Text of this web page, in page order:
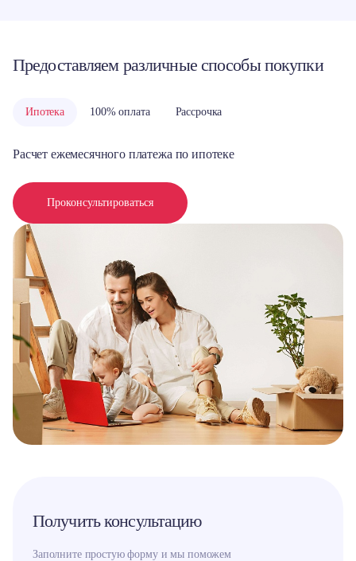
Предоставляем различные способы покупки
Ипотека 100% оплата Рассрочка
Расчет ежемесячного платежа по ипотеке
Проконсультироваться
Получить консультацию
Заполните простую форму и мы поможем